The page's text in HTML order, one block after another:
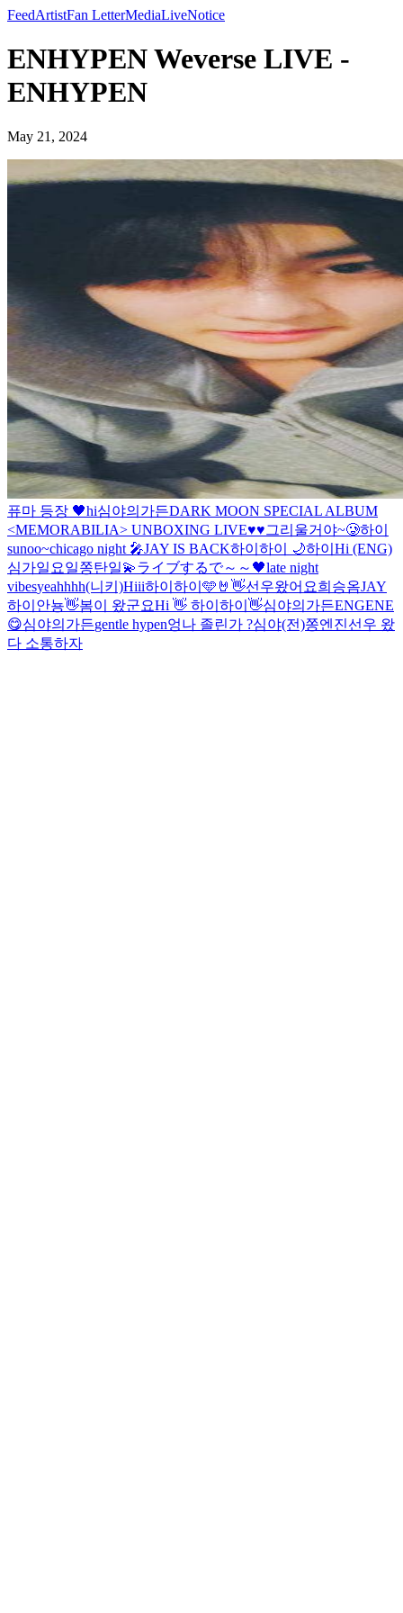
FeedArtistFan LetterMediaLiveNotice
ENHYPEN Weverse LIVE -
ENHYPEN
May 21, 2024
퓨마 등장 🖤hi심야의가든DARK MOON SPECIAL ALBUM
<MEMORABILIA> UNBOXING LIVE♥️♥️그리울거야~🥲하이
sunoo~chicago night 🎤JAY IS BACK하이 하이 🌙하이 Hi (ENG)
심가일요일쫑탄일💫ライブするで～～ 🖤late night
vibesyeahhhh(니키)Hiii하이 하이 🩵 🤘 👋선우왔어요희승옴JAY
하이 안뇽👋봄이 왔군요Hi 👋 하이 하이 👋심야의가든ENGENE
😋심야의가든gentle hypen엉나 졸린가 ?심야(전)쫑엔진선우 왔
다 소통하자